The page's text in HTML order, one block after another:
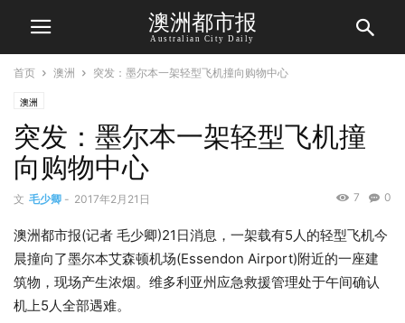
澳洲都市报
Australian City Daily
首页 澳洲 突发：墨尔本一架轻型飞机撞向购物中心
澳洲
突发：墨尔本一架轻型飞机撞
向购物中心
文 毛少卿 - 2017年2月21日 0
7
澳洲都市报(记者 毛少卿)21日消息，一架载有5人的轻型飞机今
晨撞向了墨尔本艾森顿机场(Essendon Airport)附近的一座建
筑物，现场产生浓烟。维多利亚州应急救援管理处于午间确认
机上5人全部遇难。